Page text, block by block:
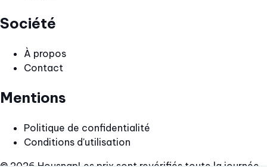
Société
À propos
Contact
Mentions
Politique de confidentialité
Conditions d'utilisation